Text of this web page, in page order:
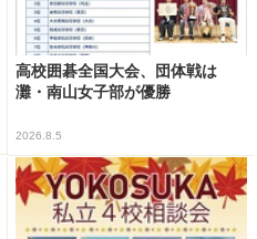
高校囲碁全国大会、団体戦は
灘・南山女子部が優勝
2026.8.5